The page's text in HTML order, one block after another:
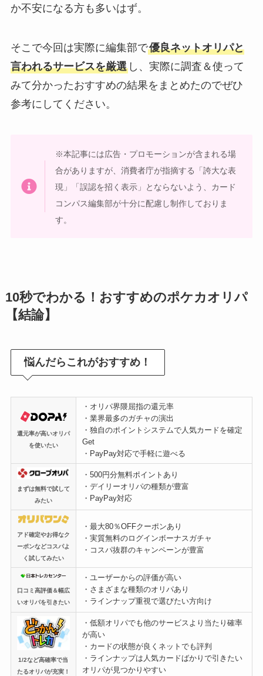
か不安になる方も多いはず。
そこで今回は実際に編集部で優良ネットオリパと
言われるサービスを厳選し、実際に調査＆使って
みて分かったおすすめの結果をまとめたのでぜひ
参考にしてください。
※本記事には広告・プロモーションが含まれる場
合がありますが、消費者庁が指摘する「誇大な表
現」「誤認を招く表示」とならないよう、カード
コンパス編集部が十分に配慮し制作しておりま
す。
10秒でわかる！おすすめのポケカオリパ
【結論】
悩んだらこれがおすすめ！
還元率が高いオリパ
を使いたい
・オリパ界隈屈指の還元率
・業界最多のガチャの演出
・独自のポイントシステムで人気カードを確定
Get
・PayPay対応で手軽に遊べる
まずは無料で試して
みたい
・500円分無料ポイントあり
・デイリーオリパの種類が豊富
・PayPay対応
アド確定やお得なク
ーポンなどコスパよ
く試してみたい
・最大80％OFFクーポンあり
・実質無料のログインボーナスガチャ
・コスパ抜群のキャンペーンが豊富
口コミ高評価＆幅広
いオリパを引きたい
・ユーザーからの評価が高い
・さまざまな種類のオリパあり
・ラインナップ重視で選びたい方向け
1/2など高確率で当
たるオリパが充実！
・低額オリパでも他のサービスより当たり確率
が高い
・カードの状態が良くネットでも評判
・ラインナップは人気カードばかりで引きたい
オリパが見つかりやすい